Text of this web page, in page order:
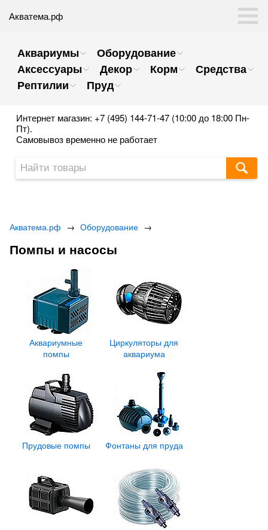
Акватема.рф
Аквариумы
Оборудование
Аксессуары
Декор Корм
Средства
Рептилии
Пруд
Интернет магазин: +7 (495) 144-71-47 (10:00 до 18:00 Пн-
Пт).
Самовывоз временно не работает
Акватема.рф → Оборудование →
Помпы и насосы
Аквариумные
помпы
Циркуляторы для
аквариума
Прудовые помпы Фонтаны для пруда